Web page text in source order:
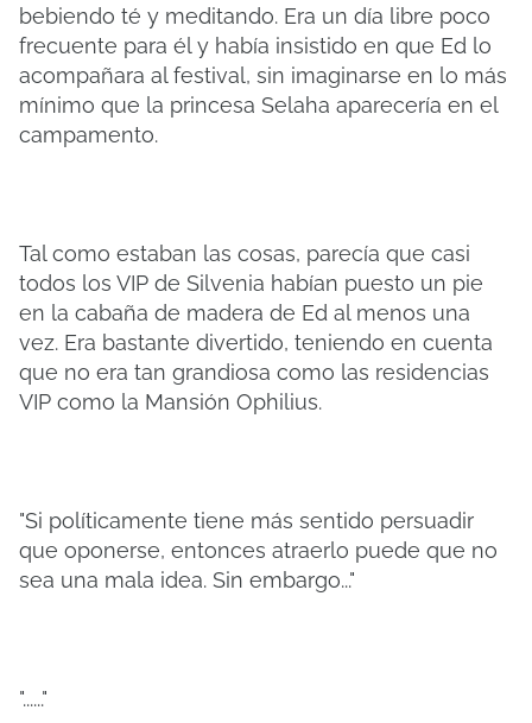
bebiendo té y meditando. Era un día libre poco
frecuente para él y había insistido en que Ed lo
acompañara al festival, sin imaginarse en lo más
mínimo que la princesa Selaha aparecería en el
campamento.
Tal como estaban las cosas, parecía que casi
todos los VIP de Silvenia habían puesto un pie
en la cabaña de madera de Ed al menos una
vez. Era bastante divertido, teniendo en cuenta
que no era tan grandiosa como las residencias
VIP como la Mansión Ophilius.
"Si políticamente tiene más sentido persuadir
que oponerse, entonces atraerlo puede que no
sea una mala idea. Sin embargo..."
"......"